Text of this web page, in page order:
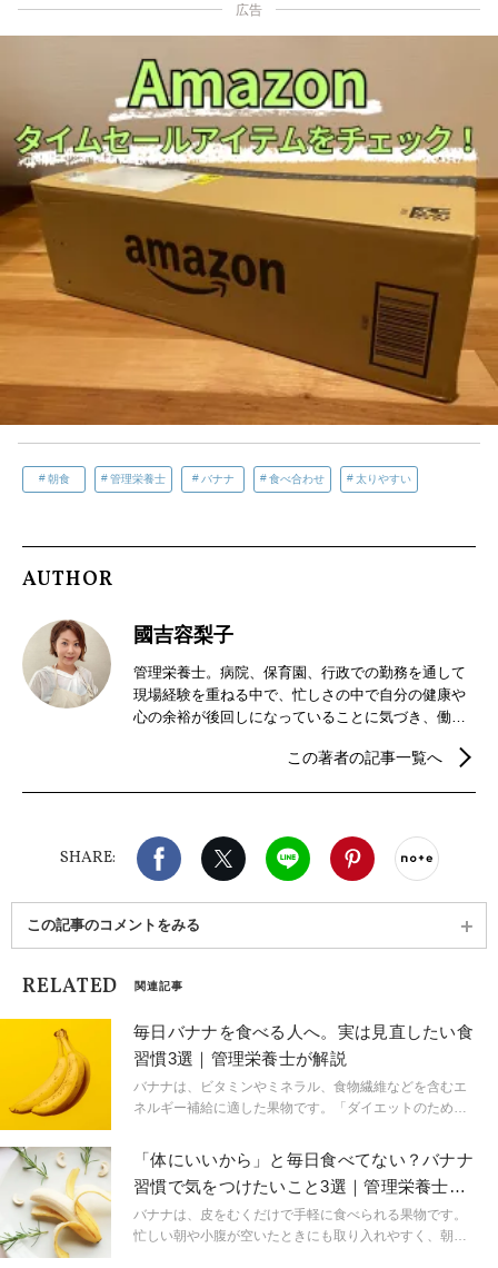
広告
朝食 管理栄養士 バナナ 食べ合わせ 太りやすい
AUTHOR
國吉容梨子
管理栄養士。病院、保育園、行政での勤務を通して
現場経験を重ねる中で、忙しさの中で自分の健康や
心の余裕が後回しになっていることに気づき、働き
がら、誰かの役に立てる形を探し、現在はフリーラ
いる。暮らしに根ざした視点で、“ちょうどいい栄
養”を提案している。 小さな工夫で、体も心もラクに
この著者の記事一覧へ
SHARE:
Facebook X（旧twitter）
LINE Pinterest
この記事のコメントをみる
RELATED 関連記事
毎日バナナを食べる人へ。実は見直したい食
習慣3選｜管理栄養士が解説
バナナは、ビタミンやミネラル、食物繊維などを含むエ
ネルギー補給に適した果物です。「ダイエットのため
か。しかし、良かれと思って続けている食べ方が、実は
太る原因になっているかもしれません。この記事では、
管理栄養士の視点からバナナで太りやすくなってしまう
習慣と、ダイエット中におすすめの食べ方をわかりやす
く紹介します。
「体にいいから」と毎日食べてない？バナナ
習慣で気をつけたいこと3選｜管理栄養士が
解説
バナナは、皮をむくだけで手軽に食べられる果物です。
忙しい朝や小腹が空いたときにも取り入れやすく、朝食